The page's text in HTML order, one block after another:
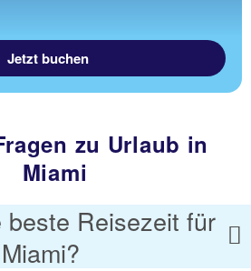
Jetzt buchen
zu Urlaub in
Miami
beste Reisezeit für
Miami?